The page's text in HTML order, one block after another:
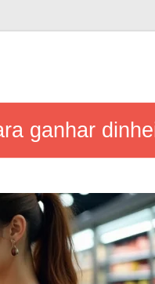
ganhar